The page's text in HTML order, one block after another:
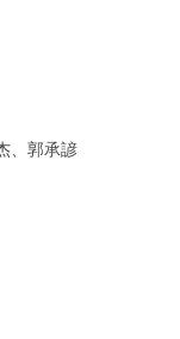
、郭承諺